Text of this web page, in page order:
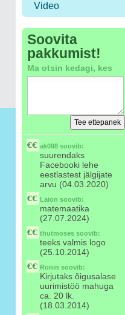
Video
Soovita
pakkumist!
Ma otsin kedagi, kes
ak098 soovib:
suurendaks
Facebooki lehe
eestlastest jälgijate
arvu (04.03.2020)
Laion soovib:
matemaatika
(27.07.2024)
thutmoses soovib:
teeks valmis logo
(25.10.2014)
Ronin soovib:
Kirjutaks õigusalase
uurimistöö mahuga
ca. 20 lk.
(18.03.2014)